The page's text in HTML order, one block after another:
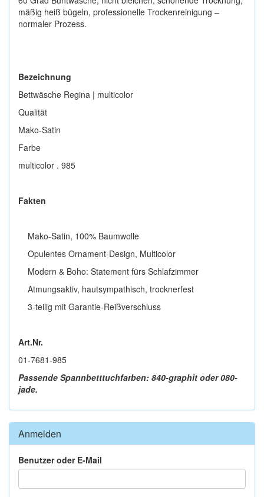
mäßig heiß bügeln, professionelle Trockenreinigung –
normaler Prozess.
Bezeichnung
Bettwäsche Regina | multicolor
Qualität
Mako-Satin
Farbe
multicolor . 985
Fakten
Mako-Satin, 100% Baumwolle
Opulentes Ornament-Design, Multicolor
Modern & Boho: Statement fürs Schlafzimmer
Atmungsaktiv, hautsympathisch, trocknerfest
3-teilig mit Garantie-Reißverschluss
Art.Nr.
01-7681-985
Passende Spannbetttuchfarben: 840-graphit oder 080-
jade.
Anmelden
Benutzer oder E-Mail